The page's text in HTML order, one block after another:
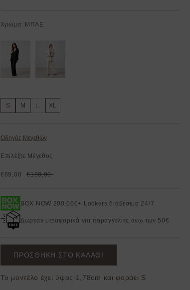
Χρώμα: ΜΠΛΕ
S M XL
Οδηγός Μεγεθών
Επιλέξτε Μέγεθος
€69,00 €138,00
BOX NOW 200.000+ Lockers διαθέσιμα 24/7
Δωρεάν μεταφορικά για παραγγελίες άνω των 50€.
ΠΡΟΣΘΗΚΗ ΣΤΟ ΚΑΛΑΘΙ
Το μοντέλο έχει ύψος 1,78cm και φοράει S